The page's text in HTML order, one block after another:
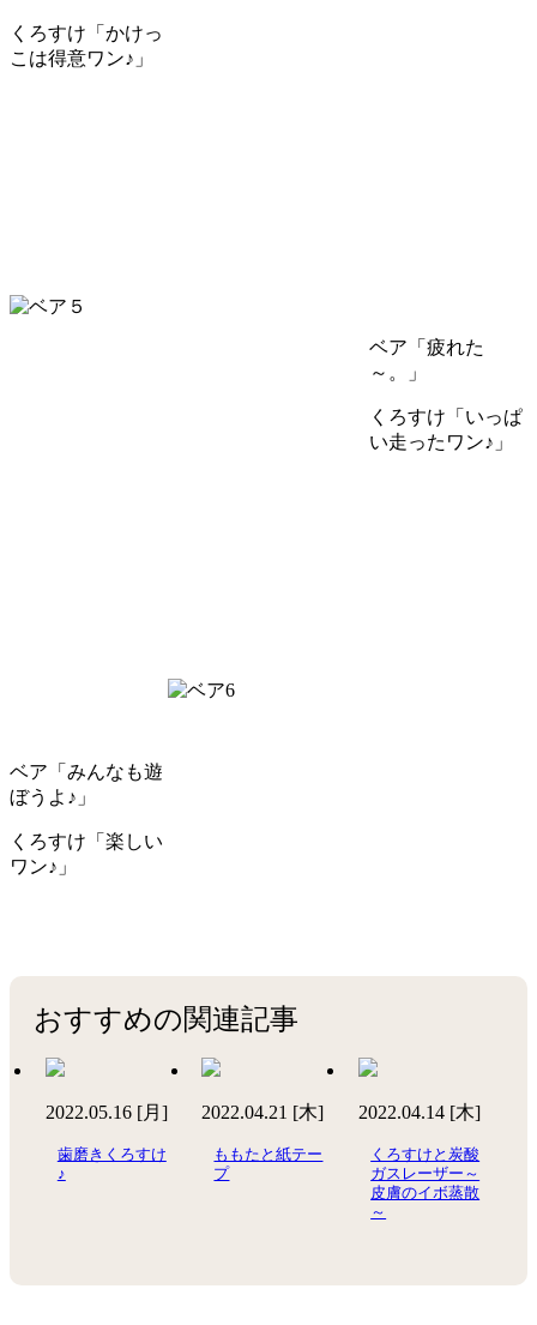
くろすけ「かけっ
こは得意ワン♪」
ベア「疲れた
～。」
くろすけ「いっぱ
い走ったワン♪」
ベア「みんなも遊
ぼうよ♪」
くろすけ「楽しい
ワン♪」
おすすめの関連記事
2022.05.16 [月]
歯磨きくろすけ
♪
2022.04.21 [木]
ももたと紙テー
プ
2022.04.14 [木]
くろすけと炭酸
ガスレーザー～
皮膚のイボ蒸散
～